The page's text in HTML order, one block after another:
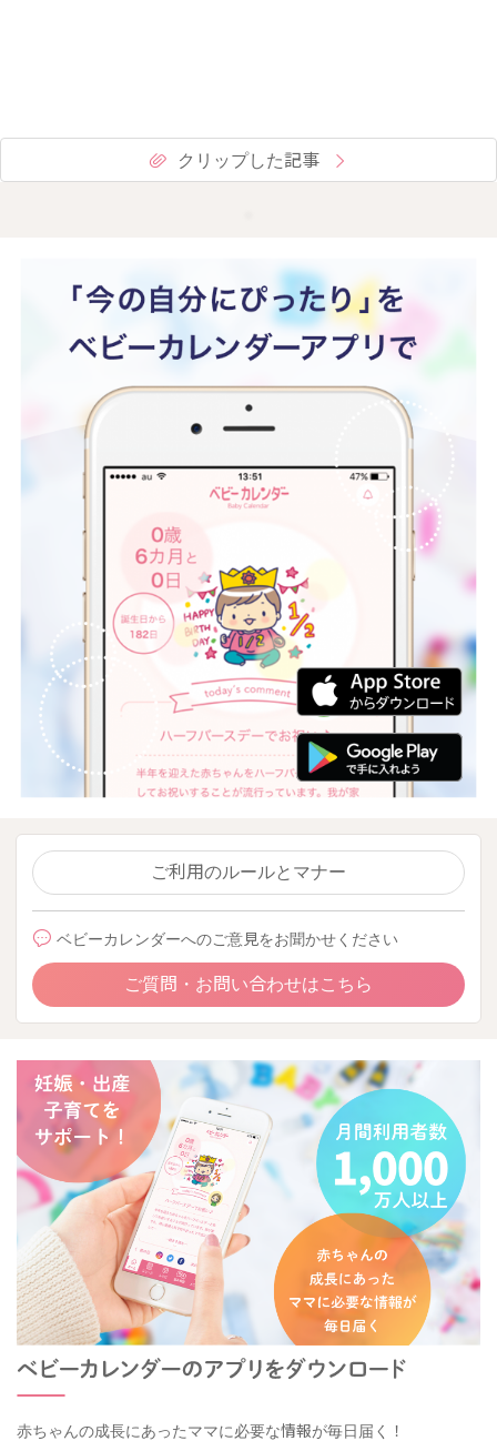
クリップした記事
ご利用のルールとマナー
ベビーカレンダーへのご意見をお聞かせください
ご質問・お問い合わせはこちら
赤ちゃんの成長にあったママに必要な情報が毎日届く！